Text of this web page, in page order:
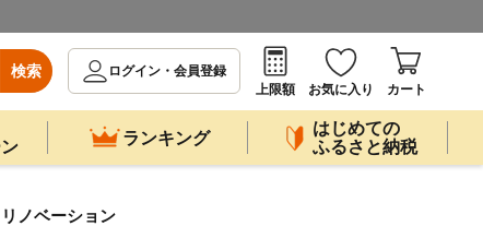
検索
ログイン・会員登録
上限額
お気に入り カート
ランキング
はじめての
ふるさと納税
ノベーション